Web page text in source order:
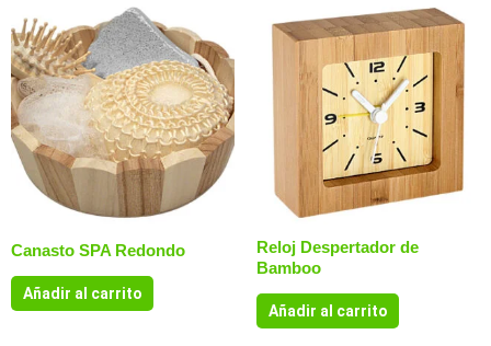
Canasto SPA Redondo
Añadir al carrito
Reloj Despertador de
Bamboo
Añadir al carrito